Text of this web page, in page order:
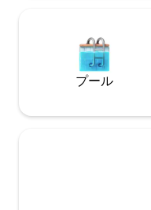
プール